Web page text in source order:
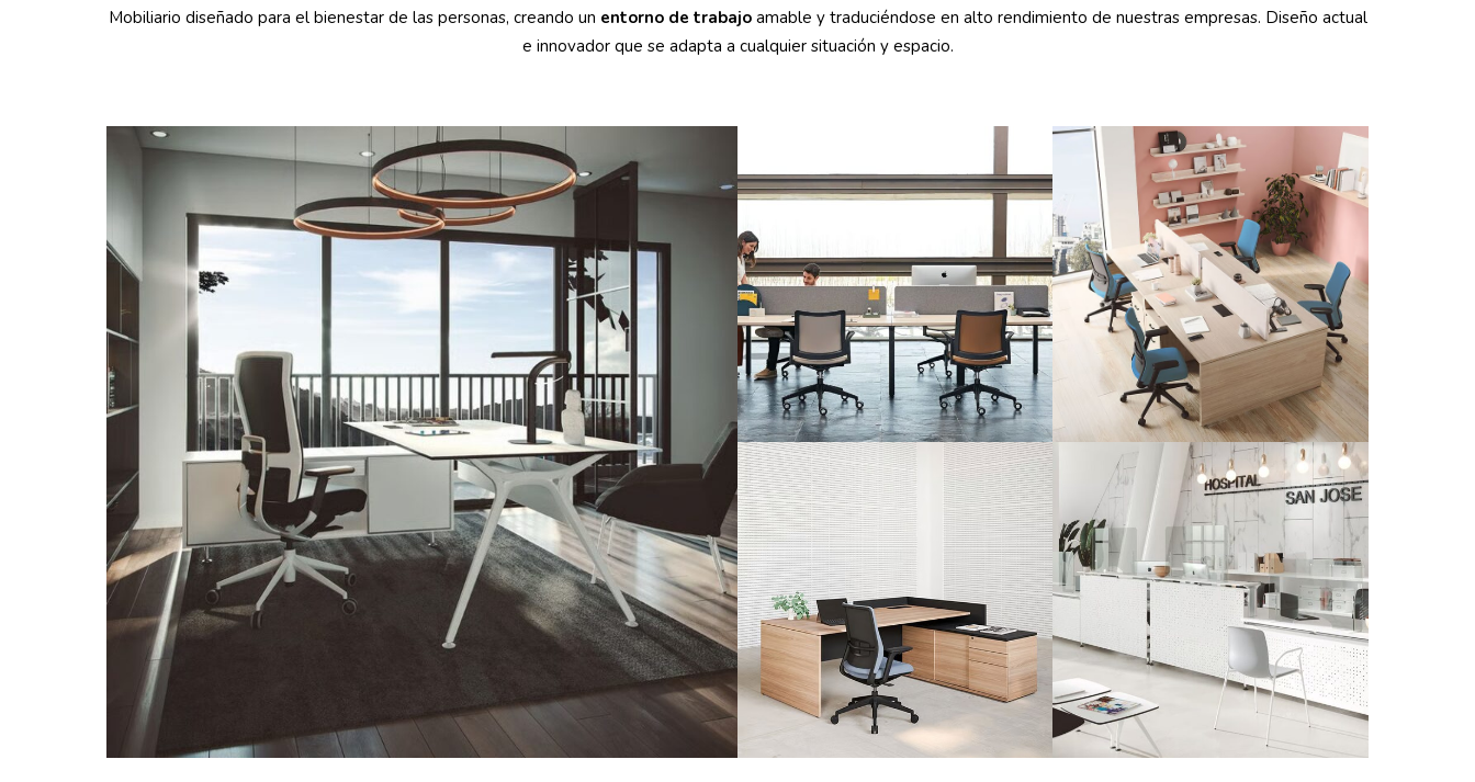
Mobiliario diseñado para el bienestar de las personas, creando un entorno de trabajoamable y traduciéndose en alto rendimiento de nuestras empresas. Diseño actual
e innovador que se adapta a cualquier situación y espacio.